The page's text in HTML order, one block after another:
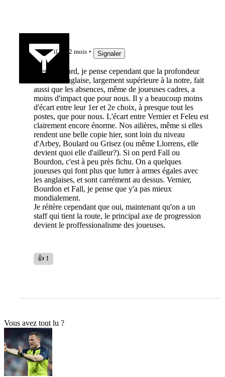
il y a 2 mois Signaler
Bien d'accord, je pense cependant que la profondeur
d'effectif anglaise, largement supérieure à la notre, fait
aussi que les absences, même de joueuses cadres, a
moins d'impact que pour nous. Il y a beaucoup moins
d'écart entre leur 1er et 2e choix, à presque tout les
postes, que pour nous. L'écart entre Vernier et Feleu est
clairement encore énorme. Nos ailières, même si elles
rendent une belle copie hier, sont loin du niveau
d'Arbey, Boulard ou Grisez (ou même Llorrens, elle
devient quoi elle d'ailleur?). Si on perd Fall ou
Bourdon, c'est à peu près fichu. On a quelques
joueuses qui font plus que lutter à armes égales avec
les anglaises, et sont carrément au dessus. Vernier,
Bourdon et Fall, je pense que y'a pas mieux
mondialement.
Je réitère cependant que oui, maintenant qu'on a un
staff qui tient la route, le principal axe de progression
devient le proffessionalisme des joueuses.
👍 1
Vous avez tout lu ?